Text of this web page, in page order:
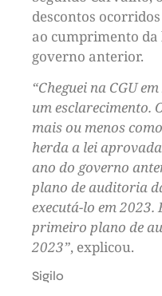
descontos
ao cumprimento
governo anterior.
“Cheguei na CGU
um esclarecimento.
mais ou menos
herda a lei
ano do governo
plano de auditoria
executá-lo em 2023.
primeiro plano de
2023”, explicou.
Sigilo